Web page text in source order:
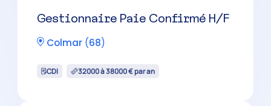
Gestionnaire Paie Confirmé H/F
Colmar (68)
CDI 32000 à 38000 € par an